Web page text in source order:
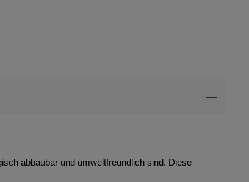
abbaubar und umweltfreundlich sind. Diese